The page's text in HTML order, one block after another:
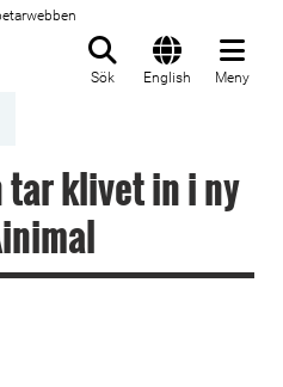
Sök English Meny
tar klivet in i ny